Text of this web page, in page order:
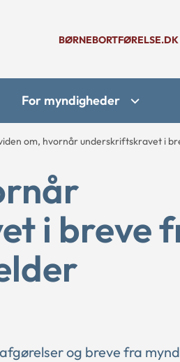
BØRNEBORTFØRELSE.DK
For myndigheder
om, hvornår underskriftskravet i
i breve
og breve fra